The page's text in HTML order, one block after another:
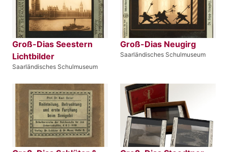
Groß-Dias Seestern
Lichtbilder
Saarländisches Schulmuseum
Groß-Dias Neugirg
Saarländisches Schulmuseum